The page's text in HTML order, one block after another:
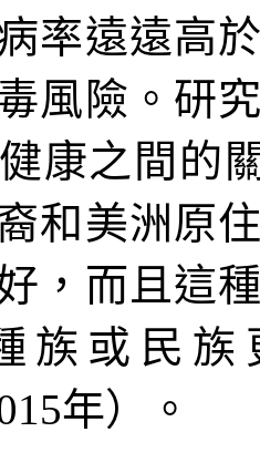
率遠遠高
風險。研
康之間的
和美洲原
，而且這
族或民
年）。